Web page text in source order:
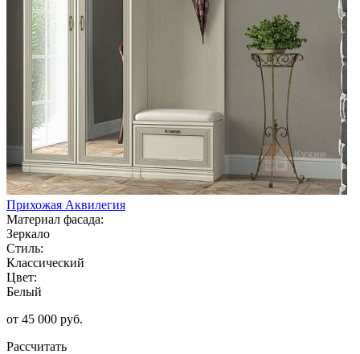
Прихожая Аквилегия
Материал фасада:
Зеркало
Стиль:
Классический
Цвет:
Белый
от 45 000 руб.
Рассчитать